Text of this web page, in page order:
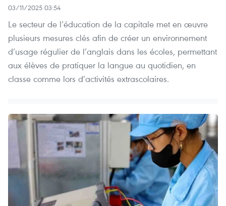
03/11/2025 03:54
Le secteur de l’éducation de la capitale met en œuvre
plusieurs mesures clés afin de créer un environnement
d’usage régulier de l’anglais dans les écoles, permettant
aux élèves de pratiquer la langue au quotidien, en
classe comme lors d’activités extrascolaires.